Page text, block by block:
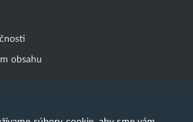
obsahu